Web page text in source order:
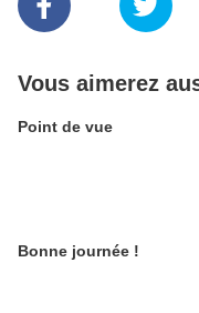
Vous aimerez
Point de vue
Bonne journée !